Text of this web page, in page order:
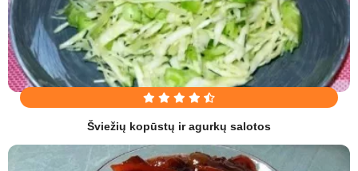
Šviežių kopūstų ir agurkų salotos